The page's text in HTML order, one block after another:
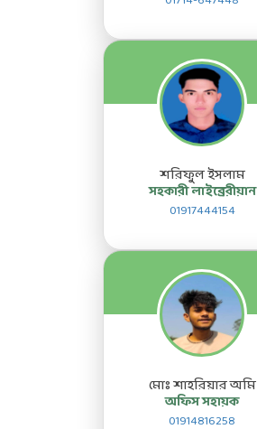
শরিফুল ইসলাম
সহকারী লাইব্রেরীয়ান
01917444154
মোঃ শাহরিয়ার অমি
অফিস সহায়ক
01914816258